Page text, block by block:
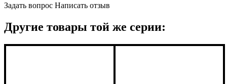
Задать вопрос Написать отзыв
Другие товары той же серии: